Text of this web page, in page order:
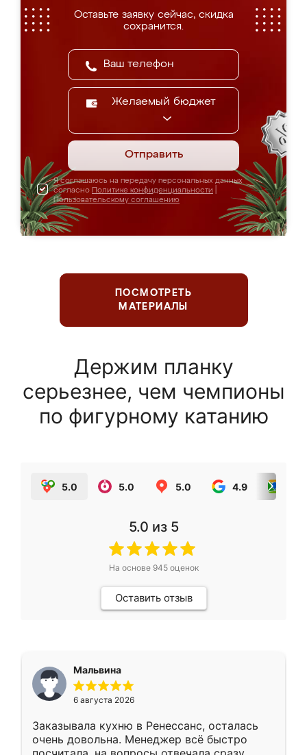
Оставьте заявку сейчас, скидка
сохранится.
Желаемый бюджет
Отправить
Я соглашаюсь на передачу персональных данных
согласно Политике конфиденциальности
Пользовательскому соглашению
ПОСМОТРЕТЬ
МАТЕРИАЛЫ
Держим планку
серьезнее, чем чемпионы
по фигурному катанию
5.0 5.0 5.0 4.9
5.0 из 5
На основе 945оценок
Оставить отзыв
Мальвина
6 августа 2026
Заказывала кухню в Ренессанс, осталась
очень довольна. Менеджер всё быстро